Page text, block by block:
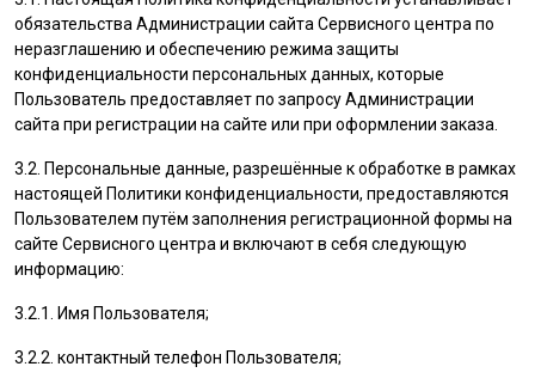
обязательства Администрации сайта Сервисного центра по
неразглашению и обеспечению режима защиты
конфиденциальности персональных данных, которые
Пользователь предоставляет по запросу Администрации
сайта при регистрации на сайте или при оформлении заказа.
3.2. Персональные данные, разрешённые к обработке в рамках
настоящей Политики конфиденциальности, предоставляются
Пользователем путём заполнения регистрационной формы на
cайте Сервисного центра и включают в себя следующую
информацию:
3.2.1. Имя Пользователя;
3.2.2. контактный телефон Пользователя;